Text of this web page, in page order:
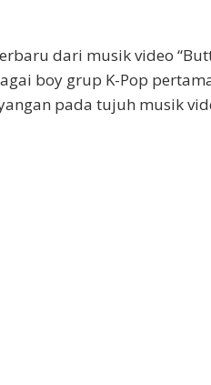
dari musik video
boy grup K-Pop
pada tujuh musik